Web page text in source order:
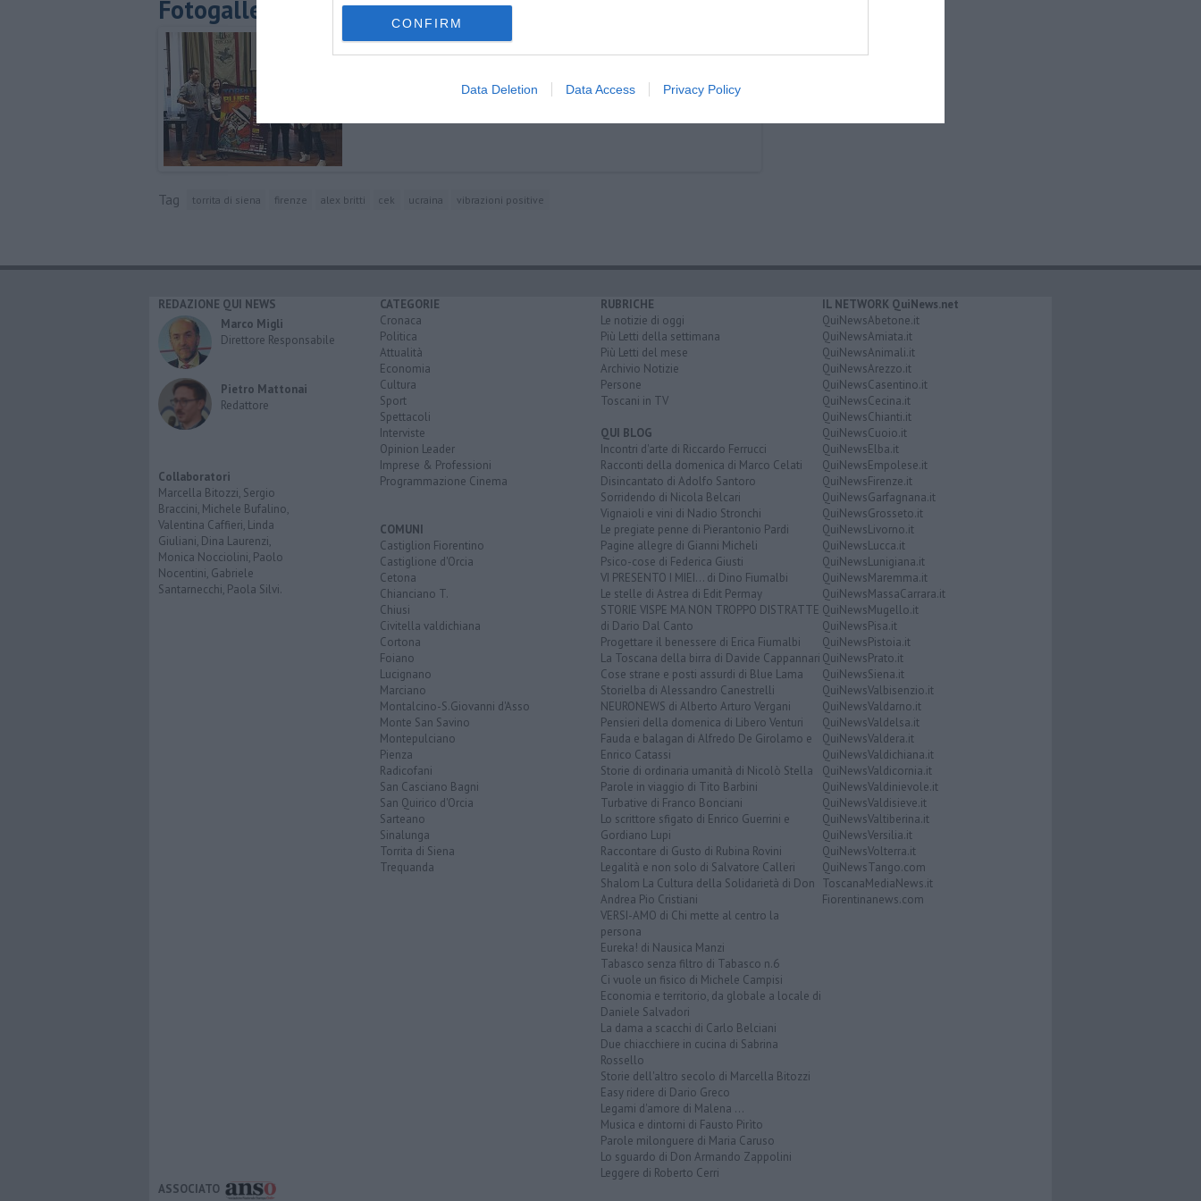
CONFIRM
Data Deletion Data Access Privacy Policy
Fotogallery
Tag torrita di siena firenze alex britti cek ucraina vibrazioni positive
REDAZIONE QUI NEWS
Marco Migli
Direttore Responsabile
Pietro Mattonai
Redattore
Collaboratori
Marcella Bitozzi, Sergio
Braccini, Michele Bufalino,
Valentina Caffieri, Linda
Giuliani, Dina Laurenzi,
Monica Nocciolini, Paolo
Nocentini, Gabriele
Santarnecchi, Paola Silvi.
CATEGORIE
Cronaca
Politica
Attualità
Economia
Cultura
Sport
Spettacoli
Interviste
Opinion Leader
Imprese & Professioni
Programmazione Cinema
COMUNI
Castiglion Fiorentino
Castiglione d'Orcia
Cetona
Chianciano T.
Chiusi
Civitella valdichiana
Cortona
Foiano
Lucignano
Marciano
Montalcino-S.Giovanni d'Asso
Monte San Savino
Montepulciano
Pienza
Radicofani
San Casciano Bagni
San Quirico d'Orcia
Sarteano
Sinalunga
Torrita di Siena
Trequanda
RUBRICHE
Le notizie di oggi
Più Letti della settimana
Più Letti del mese
Archivio Notizie
Persone
Toscani in TV
QUI BLOG
Incontri d'arte di Riccardo Ferrucci
Racconti della domenica di Marco Celati
Disincantato di Adolfo Santoro
Sorridendo di Nicola Belcari
Vignaioli e vini di Nadio Stronchi
Le pregiate penne di Pierantonio Pardi
Pagine allegre di Gianni Micheli
Psico-cose di Federica Giusti
VI PRESENTO I MIEI... di Dino Fiumalbi
Le stelle di Astrea di Edit Permay
STORIE VISPE MA NON TROPPO DISTRATTE
di Dario Dal Canto
Progettare il benessere di Erica Fiumalbi
La Toscana della birra di Davide Cappannari
Cose strane e posti assurdi di Blue Lama
Storielba di Alessandro Canestrelli
NEURONEWS di Alberto Arturo Vergani
Pensieri della domenica di Libero Venturi
Fauda e balagan di Alfredo De Girolamo e
Enrico Catassi
Storie di ordinaria umanità di Nicolò Stella
Parole in viaggio di Tito Barbini
Turbative di Franco Bonciani
Lo scrittore sfigato di Enrico Guerrini e
Gordiano Lupi
Raccontare di Gusto di Rubina Rovini
Legalità e non solo di Salvatore Calleri
Shalom La Cultura della Solidarietà di Don
Andrea Pio Cristiani
VERSI-AMO di Chi mette al centro la
persona
Eureka! di Nausica Manzi
Tabasco senza filtro di Tabasco n.6
Ci vuole un fisico di Michele Campisi
Economia e territorio, da globale a locale di
Daniele Salvadori
La dama a scacchi di Carlo Belciani
Due chiacchiere in cucina di Sabrina
Rossello
Storie dell'altro secolo di Marcella Bitozzi
Easy ridere di Dario Greco
Legami d'amore di Malena ...
Musica e dintorni di Fausto Pirìto
Parole milonguere di Maria Caruso
Lo sguardo di Don Armando Zappolini
Leggere di Roberto Cerri
IL NETWORK QuiNews.net
QuiNewsAbetone.it
QuiNewsAmiata.it
QuiNewsAnimali.it
QuiNewsArezzo.it
QuiNewsCasentino.it
QuiNewsCecina.it
QuiNewsChianti.it
QuiNewsCuoio.it
QuiNewsElba.it
QuiNewsEmpolese.it
QuiNewsFirenze.it
QuiNewsGarfagnana.it
QuiNewsGrosseto.it
QuiNewsLivorno.it
QuiNewsLucca.it
QuiNewsLunigiana.it
QuiNewsMaremma.it
QuiNewsMassaCarrara.it
QuiNewsMugello.it
QuiNewsPisa.it
QuiNewsPistoia.it
QuiNewsPrato.it
QuiNewsSiena.it
QuiNewsValbisenzio.it
QuiNewsValdarno.it
QuiNewsValdelsa.it
QuiNewsValdera.it
QuiNewsValdichiana.it
QuiNewsValdicornia.it
QuiNewsValdinievole.it
QuiNewsValdisieve.it
QuiNewsValtiberina.it
QuiNewsVersilia.it
QuiNewsVolterra.it
QuiNewsTango.com
ToscanaMediaNews.it
Fiorentinanews.com
ASSOCIATO